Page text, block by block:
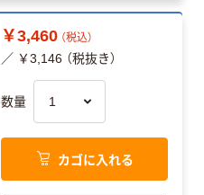
￥3,460 （税込）
／ ￥3,146 （税抜き）
数量
カゴに入れる